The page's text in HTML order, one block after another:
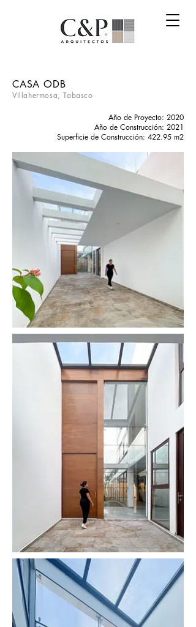
CASA ODB
Villahermosa, Tabasco
Año de Proyecto: 2020
Año de Construcción: 2021
Superficie de Construcción: 422.95 m2